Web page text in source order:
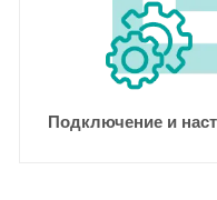
Подключение и